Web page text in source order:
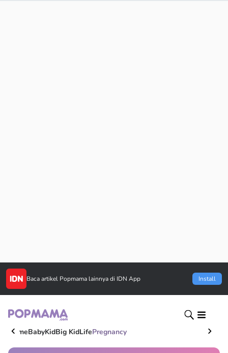
Baca artikel Popmama lainnya di IDN App Install
HomeBabyKidBig KidLifePregnancy